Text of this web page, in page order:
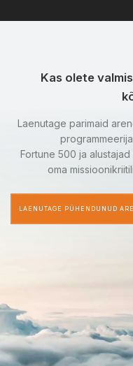
Kas olete
Laenutage parimaid
Fortune 500 ja
oma
LAENUTAGE PÜHENDUNUD